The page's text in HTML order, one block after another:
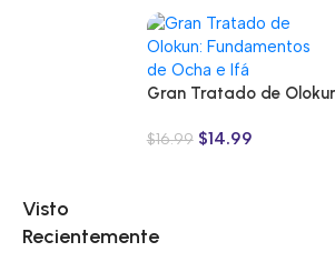
Visto
Recientemente
Gran Tratado de
$16.99 $14.99